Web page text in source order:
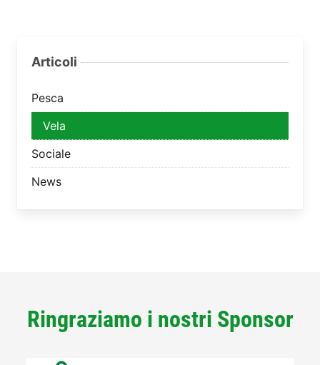
Articoli
Pesca
Vela
Sociale
News
Ringraziamo i nostri Sponsor